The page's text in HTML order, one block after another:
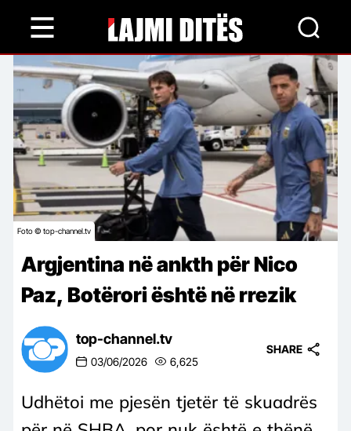
content
Foto © top-channel.tv
Argjentina në ankth për Nico
Paz, Botërori është në rrezik
top-channel.tv
03/06/2026 6,625
SHARE
Udhëtoi me pjesën tjetër të skuadrës